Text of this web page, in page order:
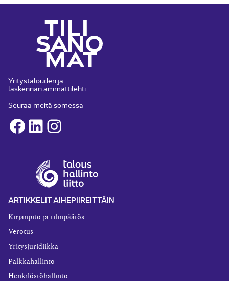
Yritystalouden ja
laskennan ammattilehti
Seuraa meitä somessa
Facebook
LinkedInInstagram
ARTIKKELIT AIHEPIIREITTÄIN
Kirjanpito ja tilinpäätös
Verotus
Yritysjuridiikka
Palkkahallinto
Henkilöstöhallinto